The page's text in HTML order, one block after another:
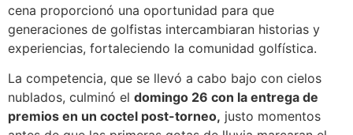
cena proporcionó una oportunidad para que
generaciones de golfistas intercambiaran historias y
experiencias, fortaleciendo la comunidad golfística.
La competencia, que se llevó a cabo bajo con cielos
nublados, culminó el domingo 26 con la entrega de
premios en un coctel post-torneo, justo momentos